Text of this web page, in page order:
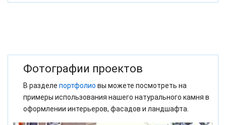
Фотографии проектов
В разделе портфолио вы можете посмотреть на
примеры использования нашего натурального камня в
оформлении интерьеров, фасадов и ландшафта.